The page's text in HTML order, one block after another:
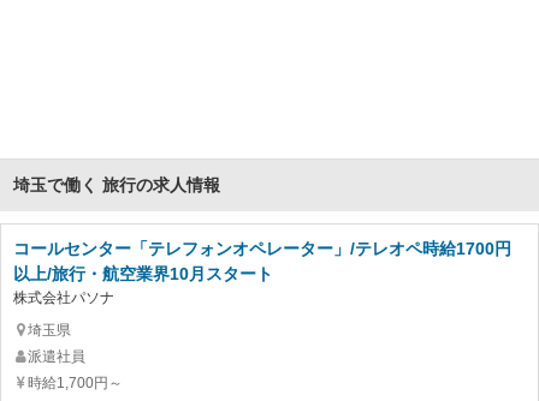
埼玉で働く 旅行の求人情報
コールセンター「テレフォンオペレーター」/テレオペ時給1700円
以上/旅行・航空業界10月スタート
株式会社パソナ
埼玉県
派遣社員
時給1,700円～